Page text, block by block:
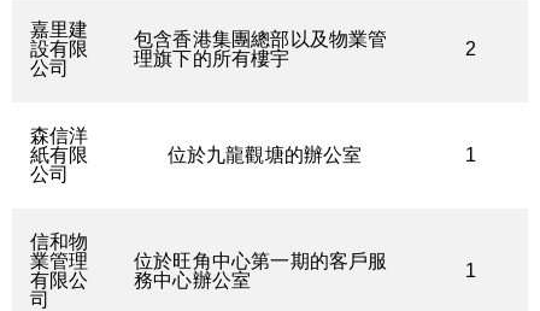
嘉里建
設有限
公司
包含香港集團總部以及物業管
理旗下的所有樓宇
2
森信洋
紙有限
公司
位於九龍觀塘的辦公室 1
信和物
業管理
有限公
司
位於旺角中心第一期的客戶服
務中心辦公室
1